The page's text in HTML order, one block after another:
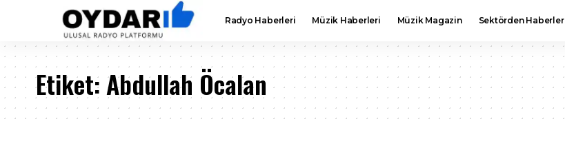
Radyo Haberleri Müzik Haberleri Müzik Magazin Sektörden Haberler
Etiket: Abdullah Öcalan